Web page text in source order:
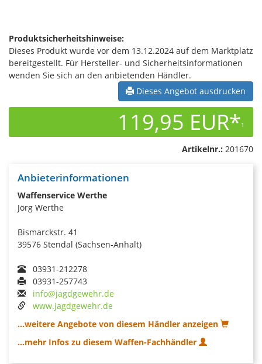
Produktsicherheitshinweise:
Dieses Produkt wurde vor dem 13.12.2024 auf dem Marktplatz
bereitgestellt. Für Hersteller- und Sicherheitsinformationen
wenden Sie sich an den anbietenden Händler.
Dieses Angebot ausdrucken
119,95 EUR*1
Artikelnr.: 201670
Anbieterinformationen
Waffenservice Werthe
Jörg Werthe
Bismarckstr. 41
39576 Stendal (Sachsen-Anhalt)
03931-212278
03931-257743
info@jagdgewehr.de
www.jagdgewehr.de
...weitere Angebote von diesem Händler anzeigen
...mehr Infos zu diesem Waffen-Fachhändler